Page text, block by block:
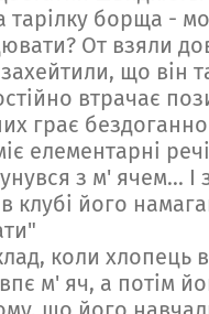
тарілку борща -
От взяли
що він
втрачає
грає
елементарні
з м' ячем... І
клубі його
коли хлопець
м' яч, а потім